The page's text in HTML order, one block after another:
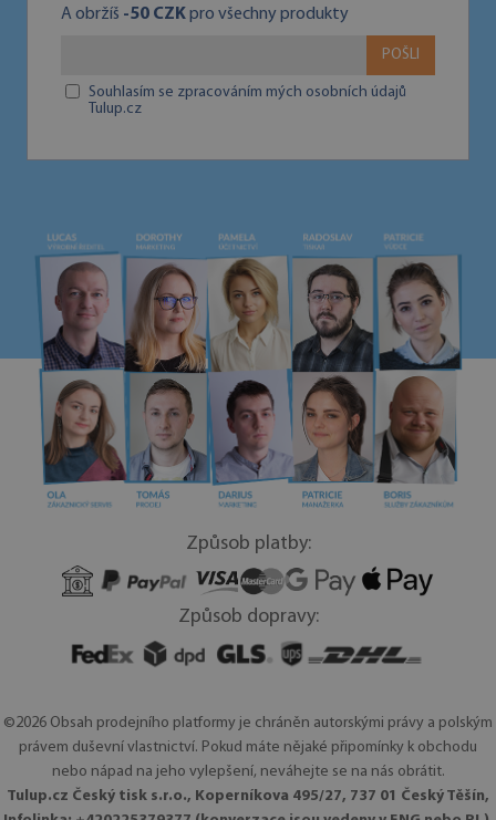
A obržíš -50 CZKpro všechny produkty
POŠLI
Souhlasím se zpracováním mých osobních údajů
Tulup.cz
Způsob platby:
Způsob dopravy:
©2026 Obsah prodejního platformy je chráněn autorskými právy a polským
právem duševní vlastnictví. Pokud máte nějaké připomínky k obchodu
nebo nápad na jeho vylepšení, neváhejte se na nás obrátit.
Tulup.cz Český tisk s.r.o., Koperníkova 495/27, 737 01 Český Těšín,